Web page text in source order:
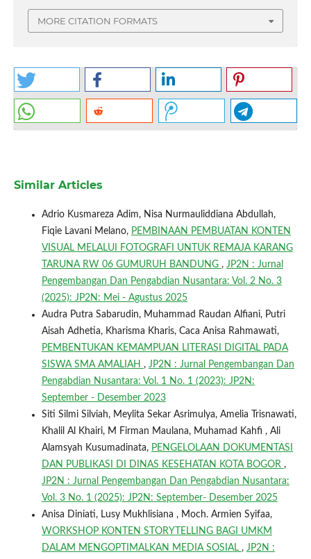
MORE CITATION FORMATS
Similar Articles
Adrio Kusmareza Adim, Nisa Nurmauliddiana Abdullah,
Fiqie Lavani Melano, PEMBINAAN PEMBUATAN KONTEN
VISUAL MELALUI FOTOGRAFI UNTUK REMAJA KARANG
TARUNA RW 06 GUMURUH BANDUNG , JP2N : Jurnal
Pengembangan Dan Pengabdian Nusantara: Vol. 2 No. 3
(2025): JP2N: Mei - Agustus 2025
Audra Putra Sabarudin, Muhammad Raudan Alfiani, Putri
Aisah Adhetia, Kharisma Kharis, Caca Anisa Rahmawati,
PEMBENTUKAN KEMAMPUAN LITERASI DIGITAL PADA
SISWA SMA AMALIAH , JP2N : Jurnal Pengembangan Dan
Pengabdian Nusantara: Vol. 1 No. 1 (2023): JP2N:
September - Desember 2023
Siti Silmi Silviah, Meylita Sekar Asrimulya, Amelia Trisnawati,
Khalil Al Khairi, M Firman Maulana, Muhamad Kahfi , Ali
Alamsyah Kusumadinata, PENGELOLAAN DOKUMENTASI
DAN PUBLIKASI DI DINAS KESEHATAN KOTA BOGOR ,
JP2N : Jurnal Pengembangan Dan Pengabdian Nusantara:
Vol. 3 No. 1 (2025): JP2N: September- Desember 2025
Anisa Diniati, Lusy Mukhlisiana , Moch. Armien Syifaa,
WORKSHOP KONTEN STORYTELLING BAGI UMKM
DALAM MENGOPTIMALKAN MEDIA SOSIAL , JP2N :